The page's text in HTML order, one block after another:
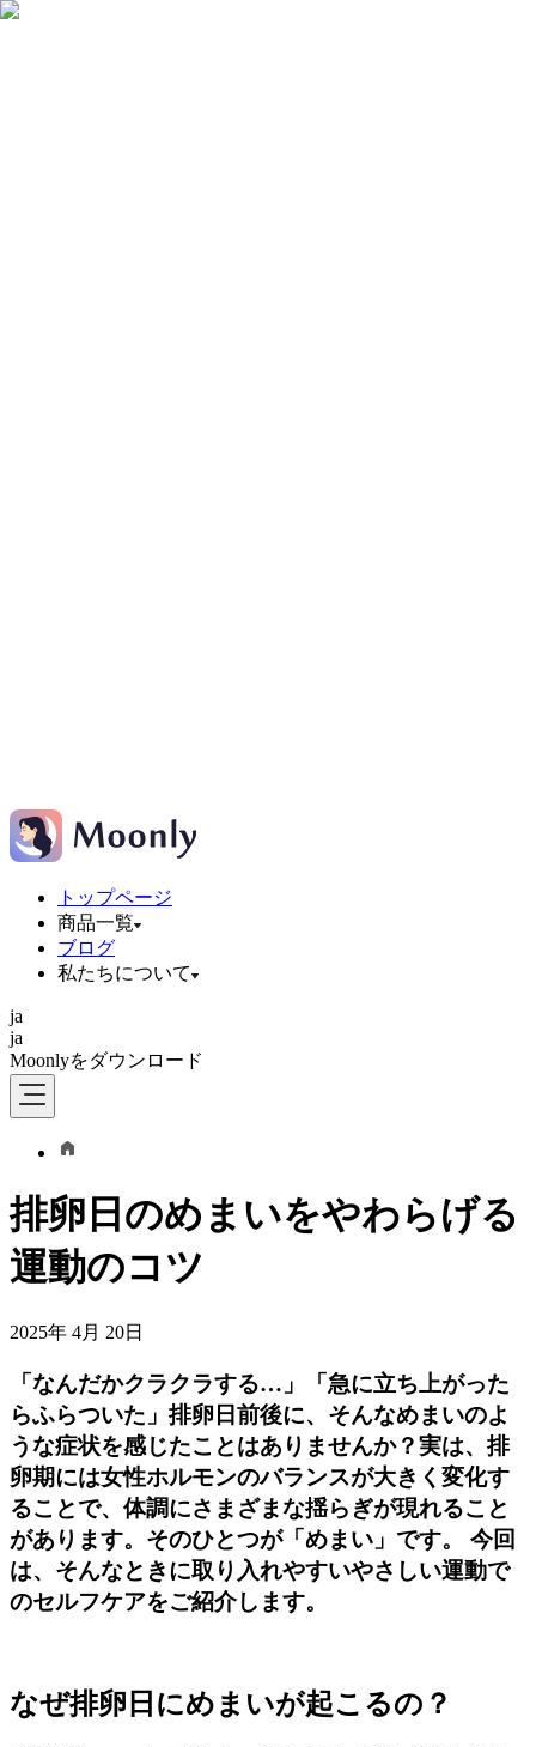
トップページ
商品一覧
ブログ
私たちについて
ja
ja
Moonlyをダウンロード
排卵日のめまいをやわらげる
運動のコツ
2025年 4月 20日
「なんだかクラクラする…」「急に立ち上がった
らふらついた」排卵日前後に、そんなめまいのよ
うな症状を感じたことはありませんか？実は、排
卵期には女性ホルモンのバランスが大きく変化す
ることで、体調にさまざまな揺らぎが現れること
があります。そのひとつが「めまい」です。 今回
は、そんなときに取り入れやすいやさしい運動で
のセルフケアをご紹介します。
なぜ排卵日にめまいが起こるの？